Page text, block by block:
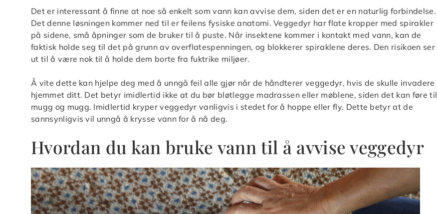
Det er interessant å finne at noe så enkelt som vann kan avvise dem, siden det er en naturlig forbindelse.
Det denne løsningen kommer ned til er feilens fysiske anatomi. Veggedyr har flate kropper med spirakler
på sidene, små åpninger som de bruker til å puste. Når insektene kommer i kontakt med vann, kan de
faktisk holde seg til det på grunn av overflatespenningen, og blokkerer spiraklene deres. Den risikoen ser
ut til å være nok til å holde dem borte fra fuktrike miljøer.
Å vite dette kan hjelpe deg med å unngå feil alle gjør når de håndterer veggedyr, hvis de skulle invadere
hjemmet ditt. Det betyr imidlertid ikke at du bør bløtlegge madrassen eller møblene, siden det kan føre til
mugg og mugg. Imidlertid kryper veggedyr vanligvis i stedet for å hoppe eller fly. Dette betyr at de
sannsynligvis vil unngå å krysse vann for å nå deg.
Hvordan du kan bruke vann til å avvise veggedyr